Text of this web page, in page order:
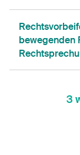
bewegenden
3